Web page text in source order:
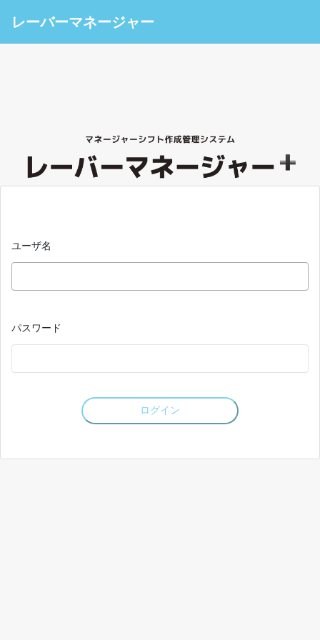
レーバーマネージャー
ユーザ名
パスワード
ログイン